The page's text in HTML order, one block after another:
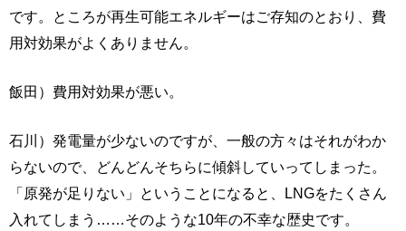
です。ところが再生可能エネルギーはご存知のとおり、費
用対効果がよくありません。
飯田）費用対効果が悪い。
石川）発電量が少ないのですが、一般の方々はそれがわか
らないので、どんどんそちらに傾斜していってしまった。
「原発が足りない」ということになると、LNGをたくさん
入れてしまう……そのような10年の不幸な歴史です。